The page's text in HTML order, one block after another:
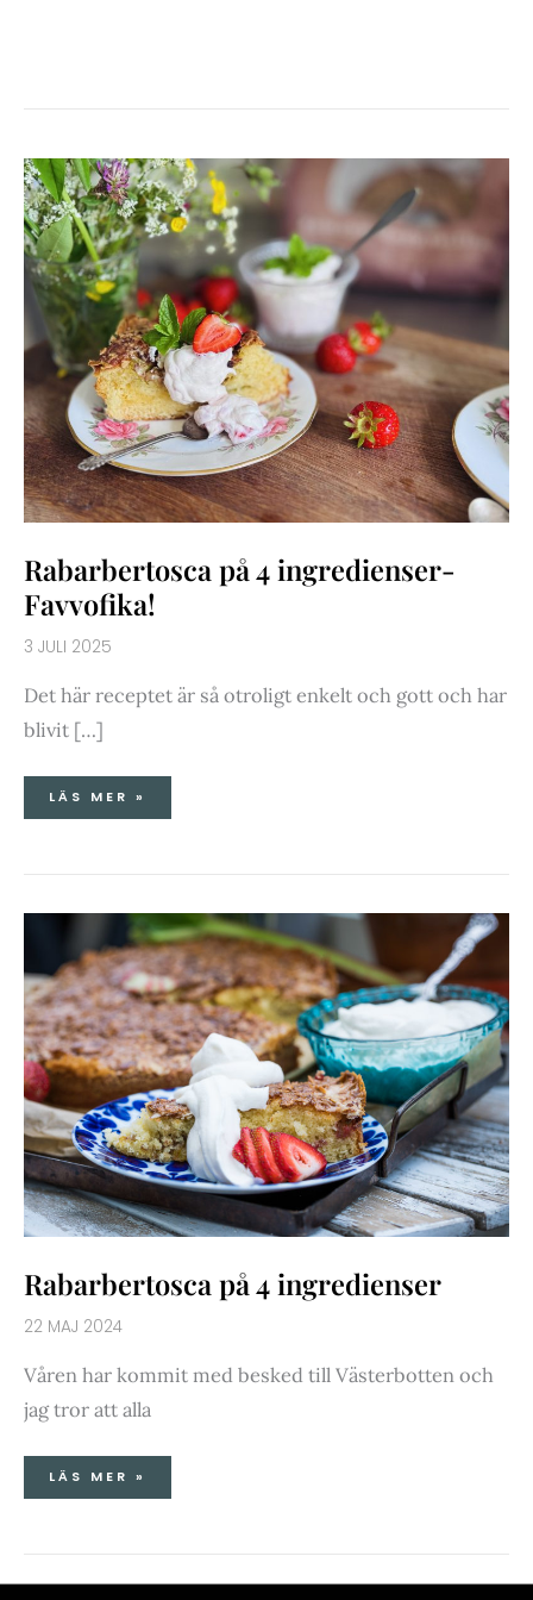
Rabarbertosca på 4 ingredienser-
Favvofika!
3 JULI 2025
Det här receptet är så otroligt enkelt och gott och har
blivit […]
RABARBERTOSCA
PÅ
4
INGREDIENSER-
FAVVOFIKA!
LÄS MER »
Rabarbertosca på 4 ingredienser
22 MAJ 2024
Våren har kommit med besked till Västerbotten och
jag tror att alla
RABARBERTOSCA
INGREDIENSER
LÄS MER »